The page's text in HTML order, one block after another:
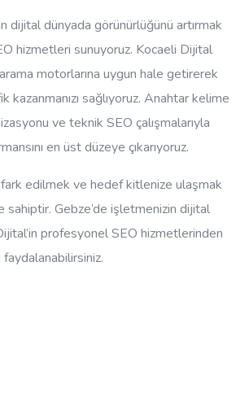
dijital dünyada görünürlüğünü artırmak
hizmetleri sunuyoruz. Kocaeli Dijital
motorlarına uygun hale getirerek
kazanmanızı sağlıyoruz. Anahtar kelime
ve teknik SEO çalışmalarıyla
en üst düzeye çıkarıyoruz.
edilmek ve hedef kitlenize ulaşmak
sahiptir. Gebze’de işletmenizin dijital
profesyonel SEO hizmetlerinden
faydalanabilirsiniz.